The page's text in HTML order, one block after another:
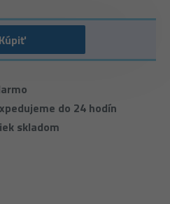
Kúpiť
do 24 hodín
skladom